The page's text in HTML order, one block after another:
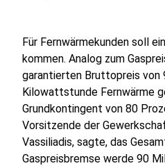
Für Fernwärmekunden soll
kommen. Analog zum
garantierten Bruttopreis von
Kilowattstunde Fernwärme
Grundkontingent von 80
Vorsitzende der
Vassiliadis, sagte, das
Gaspreisbremse werde 90